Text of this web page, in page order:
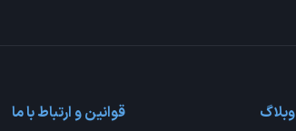
وبلاگ قوانین و ارتباط با ما